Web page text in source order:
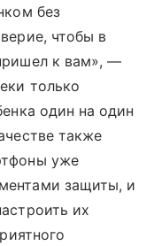
без
чтобы в
к вам», —
только
один на один
также
уже
защиты, и
их